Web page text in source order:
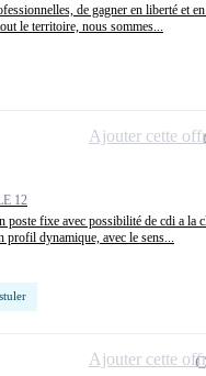
de gagner en liberté et
le territoire, nous sommes...
12
fixe avec possibilité de cdi a la
dynamique, avec le sens...
Ajouter cette
Ajouter cette